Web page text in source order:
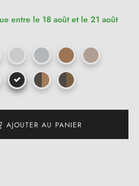
entre le 18 août et le 21 août
AJOUTER AU PANIER